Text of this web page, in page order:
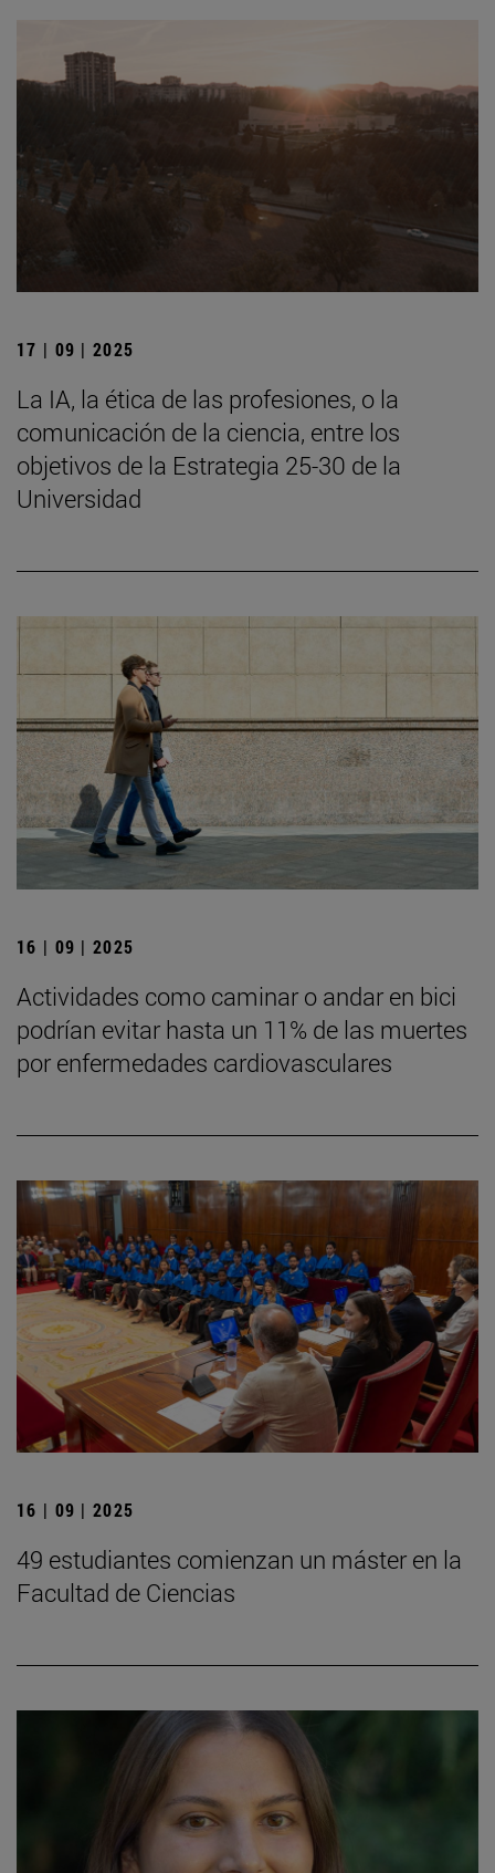
17 | 09 | 2025
La IA, la ética de las profesiones, o la
comunicación de la ciencia, entre los
objetivos de la Estrategia 25-30 de la
Universidad
16 | 09 | 2025
Actividades como caminar o andar en bici
podrían evitar hasta un 11% de las muertes
por enfermedades cardiovasculares
16 | 09 | 2025
49 estudiantes comienzan un máster en la
Facultad de Ciencias